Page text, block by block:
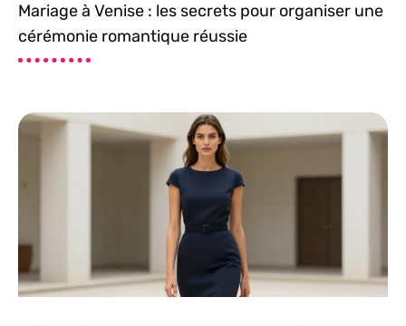
Mariage à Venise : les secrets pour organiser une
cérémonie romantique réussie